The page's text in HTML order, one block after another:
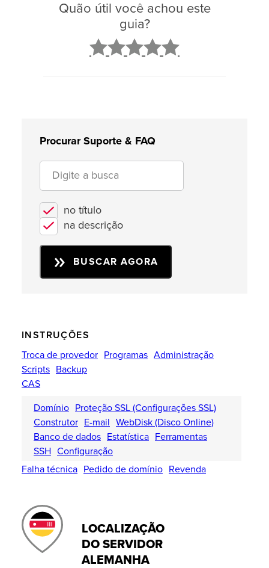
Quão útil você achou este
guia?
Procurar Suporte & FAQ
no título
na descrição
BUSCAR AGORA
INSTRUÇÕES
Troca de provedor Programas Administração
Scripts Backup
CAS
Domínio Proteção SSL (Configurações SSL)
Construtor E-mail WebDisk (Disco Online)
Banco de dados Estatística Ferramentas
SSH Configuração
Falha técnica Pedido de domínio Revenda
LOCALIZAÇÃO
DO SERVIDOR
ALEMANHA